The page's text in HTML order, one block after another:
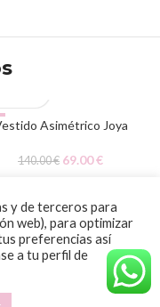
Asimétrico Joya
140.00€ 69.00€
derechos reservados
y de terceros para
web), para optimizar
preferencias así
a tu perfil de